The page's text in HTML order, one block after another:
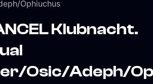
Ophiuchus
Klubnacht.
Osic/Adeph/